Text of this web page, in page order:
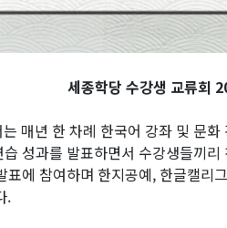
세종학당 수강생 교류회
매년 한 차례 한국어 강좌 및 문
성과를 발표하면서 수강생들끼
에 참여하며 한지공예, 한글캘리
.